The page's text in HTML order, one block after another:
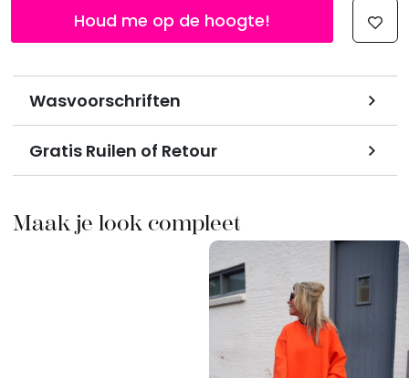
Wasvoorschriften
Gratis Ruilen of Retour
Houd me op de hoogte!
Maak je look compleet